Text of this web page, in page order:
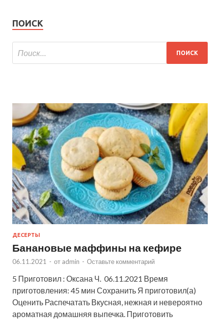
ПОИСК
ДЕСЕРТЫ
Банановые маффины на кефире
06.11.2021 - от admin - Оставьте комментарий
5 Приготовил : Оксана Ч. 06.11.2021 Время
приготовления: 45 мин Сохранить Я приготовил(а)
Оценить Распечатать Вкусная, нежная и невероятно
ароматная домашняя выпечка. Приготовить